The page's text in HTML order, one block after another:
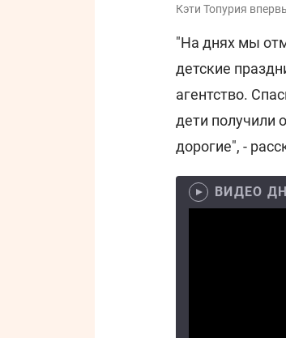
Кэти Топурия
"На днях мы
детские
агентство.
дети получили
дорогие", -
ВИДЕО